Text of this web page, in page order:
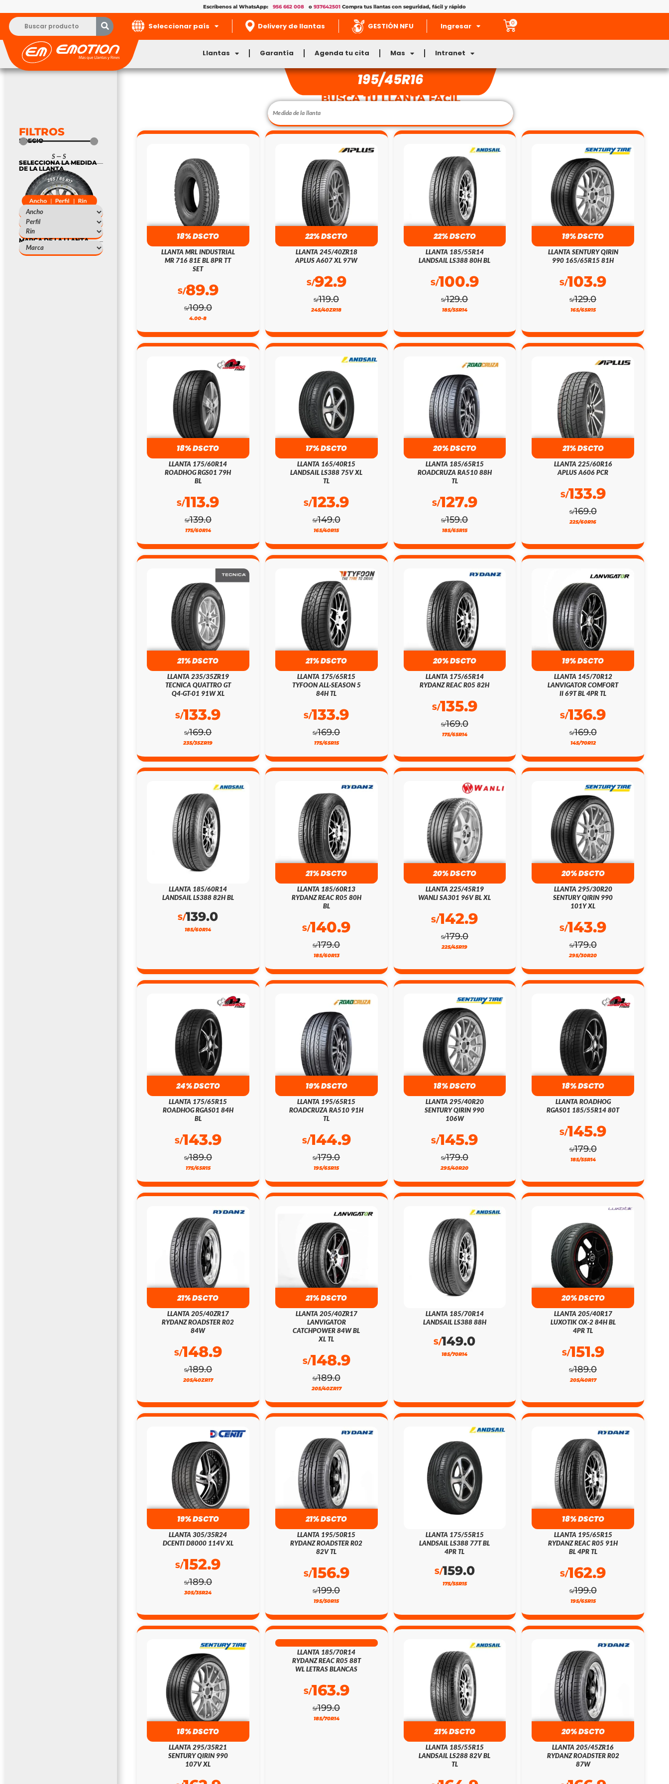
Escríbenos al WhatsApp: 956 662 008 o 937642501 Compra tus llantas con seguridad, fácil y rápido
Seleccionar país Delivery de llantas GESTIÓN NFU Ingresar 0
Llantas Garantía Agenda tu cita Mas Intranet
FILTROS
PRECIO
S —S
SELECCIONA LA MEDIDA
DE LA LLANTA
MARCA DE LA LLANTA
195/45R16
BUSCA TU LLANTA FÁCIL
18% DSCTO
LLANTA MRL INDUSTRIAL
MR 716 81E BL 8PR TT
SET
S/109.0
S/89.9
4.00-8
22% DSCTO
LLANTA 245/40ZR18
APLUS A607 XL 97W
S/119.0
S/92.9
245/40ZR18
22% DSCTO
LLANTA 185/55R14
LANDSAIL LS388 80H BL
S/129.0
S/100.9
185/55R14
19% DSCTO
LLANTA SENTURY QIRIN
990 165/65R15 81H
S/129.0
S/103.9
165/65R15
18% DSCTO
LLANTA 175/60R14
ROADHOG RGS01 79H
BL
S/139.0
S/113.9
175/60R14
17% DSCTO
LLANTA 165/40R15
LANDSAIL LS388 75V XL
TL
S/149.0
S/123.9
165/40R15
20% DSCTO
LLANTA 185/65R15
ROADCRUZA RA510 88H
TL
S/159.0
S/127.9
185/65R15
21% DSCTO
LLANTA 225/60R16
APLUS A606 PCR
S/169.0
S/133.9
225/60R16
21% DSCTO
LLANTA 235/35ZR19
TECNICA QUATTRO GT
Q4-GT-01 91W XL
S/169.0
S/133.9
235/35ZR19
21% DSCTO
LLANTA 175/65R15
TYFOON ALL-SEASON 5
84H TL
S/169.0
S/133.9
175/65R15
20% DSCTO
LLANTA 175/65R14
RYDANZ REAC R05 82H
S/169.0
S/135.9
175/65R14
19% DSCTO
LLANTA 145/70R12
LANVIGATOR COMFORT
II 69T BL 4PR TL
S/169.0
S/136.9
145/70R12
LLANTA 185/60R14
LANDSAIL LS388 82H BL
S/139.0
185/60R14
21% DSCTO
LLANTA 185/60R13
RYDANZ REAC R05 80H
BL
S/179.0
S/140.9
185/60R13
20% DSCTO
LLANTA 225/45R19
WANLI SA301 96V BL XL
S/179.0
S/142.9
225/45R19
20% DSCTO
LLANTA 295/30R20
SENTURY QIRIN 990
101Y XL
S/179.0
S/143.9
295/30R20
24% DSCTO
LLANTA 175/65R15
ROADHOG RGAS01 84H
BL
S/189.0
S/143.9
175/65R15
19% DSCTO
LLANTA 195/65R15
ROADCRUZA RA510 91H
TL
S/179.0
S/144.9
195/65R15
18% DSCTO
LLANTA 295/40R20
SENTURY QIRIN 990
106W
S/179.0
S/145.9
295/40R20
18% DSCTO
LLANTA ROADHOG
RGAS01 185/55R14 80T
S/179.0
S/145.9
185/55R14
21% DSCTO
LLANTA 205/40ZR17
RYDANZ ROADSTER R02
84W
S/189.0
S/148.9
205/40ZR17
21% DSCTO
LLANTA 205/40ZR17
LANVIGATOR
CATCHPOWER 84W BL
XL TL
S/189.0
S/148.9
205/40ZR17
LLANTA 185/70R14
LANDSAIL LS388 88H
S/149.0
185/70R14
20% DSCTO
LLANTA 205/40R17
LUXOTIK OX-2 84H BL
4PR TL
S/189.0
S/151.9
205/40R17
19% DSCTO
LLANTA 305/35R24
DCENTI D8000 114V XL
S/189.0
S/152.9
305/35R24
21% DSCTO
LLANTA 195/50R15
RYDANZ ROADSTER R02
82V TL
S/199.0
S/156.9
195/50R15
LLANTA 175/55R15
LANDSAIL LS388 77T BL
4PR TL
S/159.0
175/55R15
18% DSCTO
LLANTA 195/65R15
RYDANZ REAC R05 91H
BL 4PR TL
S/199.0
S/162.9
195/65R15
18% DSCTO
LLANTA 295/35R21
SENTURY QIRIN 990
107V XL
LLANTA 185/70R14
RYDANZ REAC R05 88T
WL LETRAS BLANCAS
S/199.0
S/163.9
185/70R14
21% DSCTO
LLANTA 185/55R15
LANDSAIL LS288 82V BL
TL
20% DSCTO
LLANTA 205/45ZR16
RYDANZ ROADSTER R02
87W